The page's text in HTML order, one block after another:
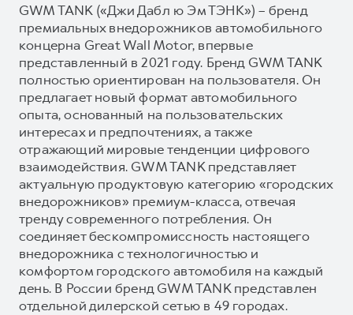
GWM TANK («Джи Дабл ю Эм ТЭНК») – бренд
премиальных внедорожников автомобильного
концерна Great Wall Motor, впервые
представленный в 2021 году. Бренд GWM TANK
полностью ориентирован на пользователя. Он
предлагает новый формат автомобильного
опыта, основанный на пользовательских
интересах и предпочтениях, а также
отражающий мировые тенденции цифрового
взаимодействия. GWM TANK представляет
актуальную продуктовую категорию «городских
внедорожников» премиум-класса, отвечая
тренду современного потребления. Он
соединяет бескомпромиссность настоящего
внедорожника с технологичностью и
комфортом городского автомобиля на каждый
день. В России бренд GWM TANK представлен
отдельной дилерской сетью в 49 городах.